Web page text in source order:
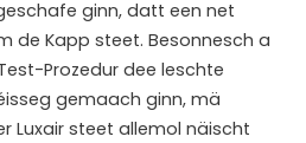
ginn, datt een net
de Kapp steet. Besonnesch a
Prozedur dee leschte
gemaach ginn, mä
Luxair steet allemol näischt